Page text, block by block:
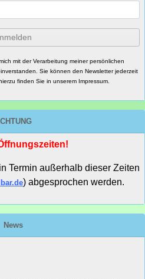
mit der Verarbeitung meiner persönlichen
Sie können den Newsletter jederzeit
finden Sie in unserem Impressum.
Termin außerhalb dieser Zeiten
) abgesprochen werden.
News